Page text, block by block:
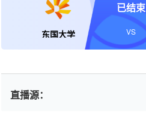
东国大学
已结束
VS
直播源：